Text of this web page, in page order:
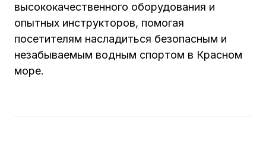
высококачественного оборудования и
опытных инструкторов, помогая
посетителям насладиться безопасным и
незабываемым водным спортом в Красном
море.